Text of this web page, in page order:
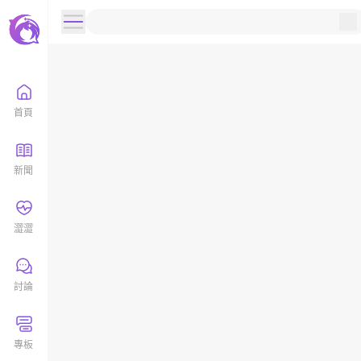
首頁
新聞
澀澀
討論
專板